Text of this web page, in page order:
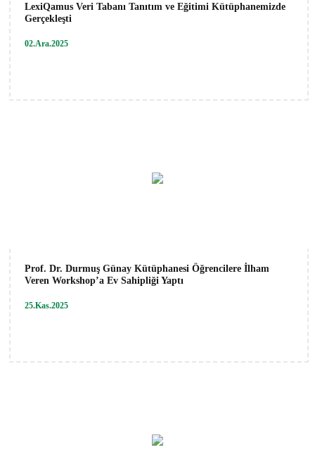
LexiQamus Veri Tabanı Tanıtım ve Eğitimi Kütüphanemizde
Gerçekleşti
02.Ara.2025
Prof. Dr. Durmuş Günay Kütüphanesi Öğrencilere İlham
Veren Workshop’a Ev Sahipliği Yaptı
25.Kas.2025